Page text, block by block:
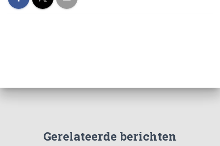
Gerelateerde berichten